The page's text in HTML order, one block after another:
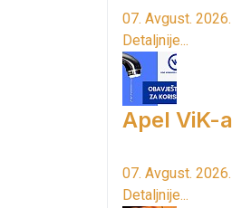
07. Avgust. 2026.
Detaljnije...
Apel ViK-
07. Avgust. 2026.
Detaljnije...